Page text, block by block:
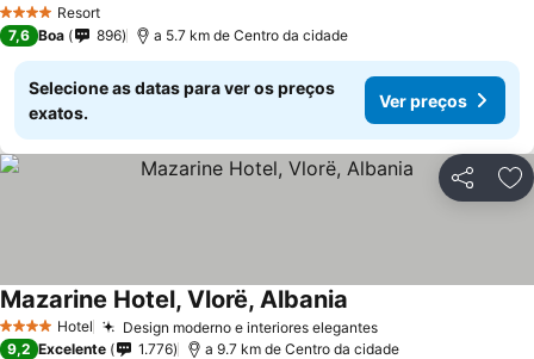
4 EstrelasResort
7,6 Boa 896 a 5.7 km de Centro da cidade
Selecione as datas para ver os preços
exatos.
Ver preços
Partilhar
4 EstrelasHotel Design moderno e interiores elegantesVer preços
Mazarine Hotel, Vlorë, Albania
9,2 Excelente 1.776 a 9.7 km de Centro da cidade